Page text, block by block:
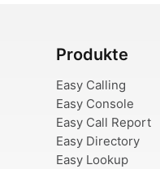
Produkte
Easy Calling
Easy Console
Easy Call Report
Easy Directory
Easy Lookup